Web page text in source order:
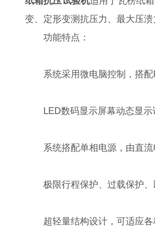
变、定形变测抗压力、最大压
功能特点：
系统采用微电脑控制，搭
LED数码显示屏幕动态显
系统搭配单相电源，由直
极限行程保护、过载保护
超轻量结构设计，可适应各